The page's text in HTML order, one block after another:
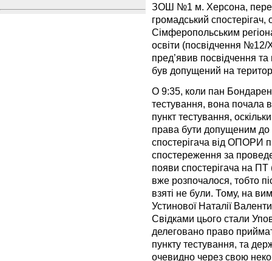
ЗОШ №1 м. Херсона,
громадський
Сімферопольським
освіти (посвідчення
пред’явив посвідчення
був допущений на
О 9:35, коли пан
тестування, вона почала
пункт тестування,
права бути допущеним
спостерігача від ОПОРИ
спостереження за
появи спостерігача на ПТ
вже розпочалося, тобто
взяті не були. Тому, на
Устинової Наталії
Свідками цього стали
делеговано право
пункту тестування, та
очевидно через свою